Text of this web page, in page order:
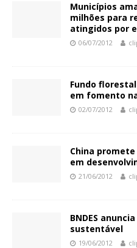
Municípios
milhões para
atingidos por
06/07/2012
Fundo
em fomento
02/07/2012
China
em
21/06/2012
BNDES
sustentável
19/06/2012